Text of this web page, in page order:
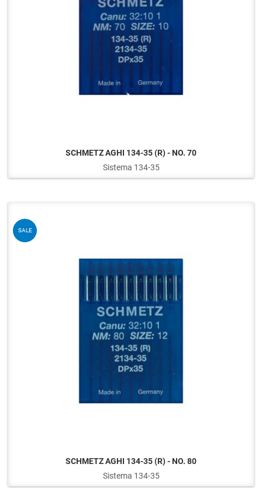
SCHMETZ AGHI 134-35 (R) - NO. 70
Sistema 134-35
SALE
SCHMETZ AGHI 134-35 (R) - NO. 80
Sistema 134-35